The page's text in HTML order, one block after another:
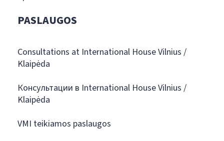
PASLAUGOS
Consultations at International House Vilnius /
Klaipėda
Консультации в International House Vilnius /
Klaipėda
VMI teikiamos paslaugos